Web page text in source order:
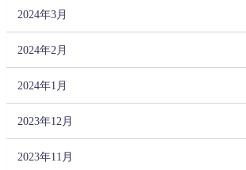
2024年3月
2024年2月
2024年1月
2023年12月
2023年11月